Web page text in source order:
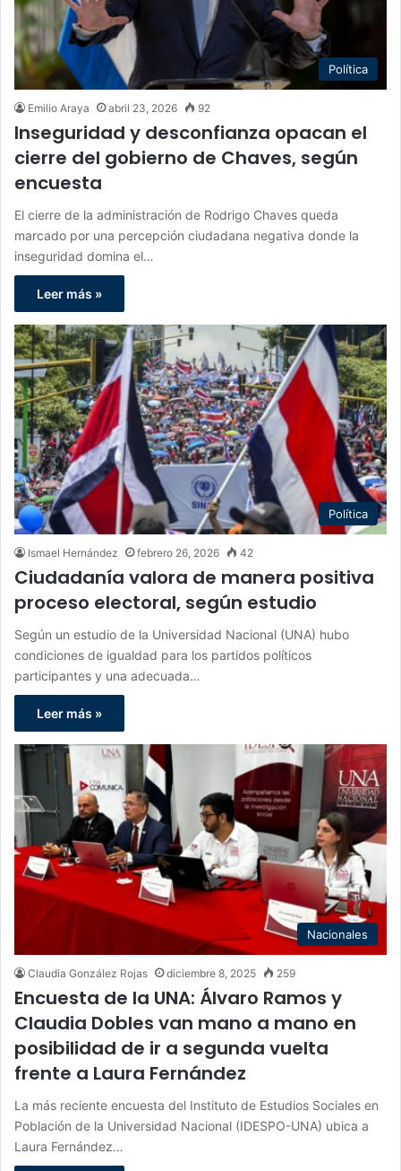
Política
Emilio Araya abril 23, 2026 92
Inseguridad y desconfianza opacan el
cierre del gobierno de Chaves, según
encuesta
El cierre de la administración de Rodrigo Chaves queda
marcado por una percepción ciudadana negativa donde la
inseguridad domina el…
Leer más »
Política
Ismael Hernández febrero 26, 2026 42
Ciudadanía valora de manera positiva
proceso electoral, según estudio
Según un estudio de la Universidad Nacional (UNA) hubo
condiciones de igualdad para los partidos políticos
participantes y una adecuada…
Leer más »
Nacionales
Claudia González Rojas diciembre 8, 2025 259
Encuesta de la UNA: Álvaro Ramos y
Claudia Dobles van mano a mano en
posibilidad de ir a segunda vuelta
frente a Laura Fernández
La más reciente encuesta del Instituto de Estudios Sociales en
Población de la Universidad Nacional (IDESPO-UNA) ubica a
Laura Fernández…